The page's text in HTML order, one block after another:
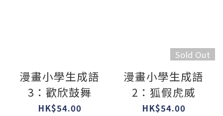
漫畫小學生成語
3：歡欣鼓舞
HK$54.00
Sold Out
漫畫小學生成語
2：狐假虎威
HK$54.00